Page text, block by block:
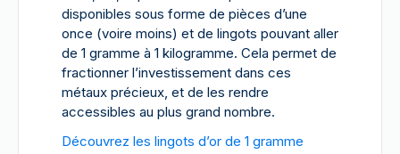
disponibles sous forme de pièces d’une
once (voire moins) et de lingots pouvant aller
de 1 gramme à 1 kilogramme. Cela permet de
fractionner l’investissement dans ces
métaux précieux, et de les rendre
accessibles au plus grand nombre.
Découvrez les lingots d’or de 1 gramme